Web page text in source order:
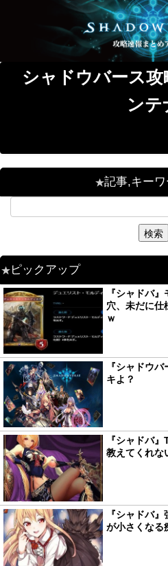
シャドウバース
ンテ
記事,キー
ピックアップ
『シャドバ
穴、未だに仕
ｗ
『シャドウ
キよ？
『シャドバ
教えてくれな
『シャドバ
が小さくなる